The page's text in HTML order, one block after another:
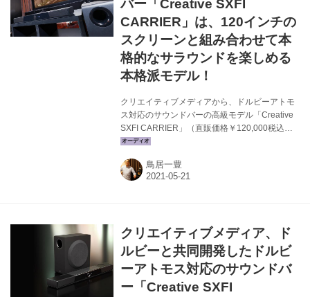
カーシ...
バー「Creative SXFI
CARRIER」は、120インチの
スクリーンと組み合わせて本
格的なサラウンドを楽しめる
本格派モデル！
クリエイティブメディアから、ドルビーアトモ
ス対応のサウンドバーの高級モデル「Creative
SXFI CARRIER」（直販価格￥120,000税込）
が発売される。ドルビーアトモスをはじめ、ド
HDMI（eARC対応）ケーブルで薄型テレビと手
軽に接続できるほか、PCと接続できるUSB
ンドを楽しめる「SXFI THEATER」とも連携で
きるSXFI出力も搭載するなど、多彩な機能を備
えている。近年注目の...
鳥居一豊
クリエイティブメディア、ド
ルビーと共同開発したドルビ
ーアトモス対応のサウンドバ
ー「Creative SXFI